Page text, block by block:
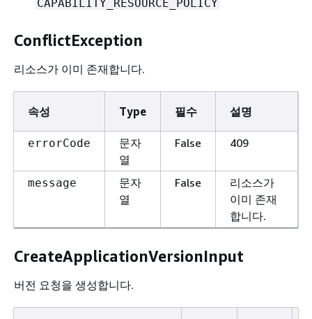
CAPABILITY_RESOURCE_POLICY
ConflictException
리소스가 이미 존재합니다.
속성 Type 필수 설명
errorCode
문자
열
False 409
message
문자
열
False
리소스가
이미 존재
합니다.
CreateApplicationVersionInput
버전 요청을 생성합니다.